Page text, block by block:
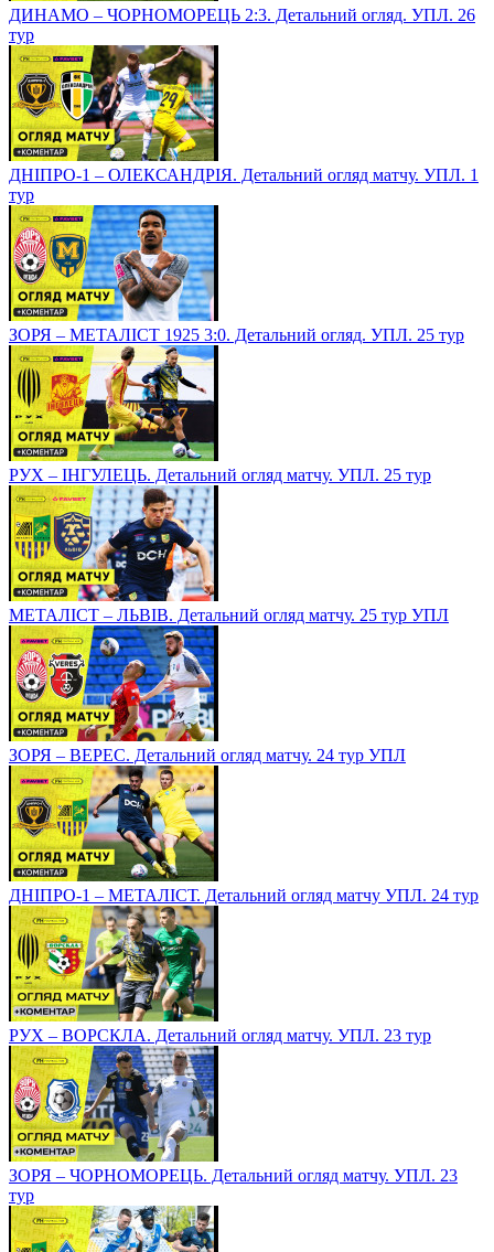
ДИНАМО – ЧОРНОМОРЕЦЬ 2:3. Детальний огляд. УПЛ. 26
тур
ДНІПРО-1 – ОЛЕКСАНДРІЯ. Детальний огляд матчу. УПЛ. 1
тур
ЗОРЯ – МЕТАЛІСТ 1925 3:0. Детальний огляд. УПЛ. 25 тур
РУХ – ІНГУЛЕЦЬ. Детальний огляд матчу. УПЛ. 25 тур
МЕТАЛІСТ – ЛЬВІВ. Детальний огляд матчу. 25 тур УПЛ
ЗОРЯ – ВЕРЕС. Детальний огляд матчу. 24 тур УПЛ
ДНІПРО-1 – МЕТАЛІСТ. Детальний огляд матчу УПЛ. 24 тур
РУХ – ВОРСКЛА. Детальний огляд матчу. УПЛ. 23 тур
ЗОРЯ – ЧОРНОМОРЕЦЬ. Детальний огляд матчу. УПЛ. 23
тур